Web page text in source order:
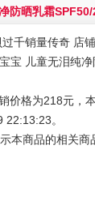
防晒乳霜
千销量传奇 店
宝 儿童无泪纯
格为218元，
。
本商品的相关商